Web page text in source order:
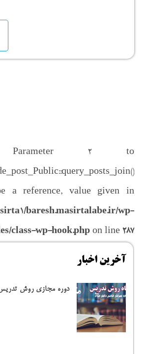
2 to
a reference, value given in
baresh.masirtalabe.ir/wp-
class-wp-hook.phpon line 287
آخرین اخبار
دوره مجازی روش